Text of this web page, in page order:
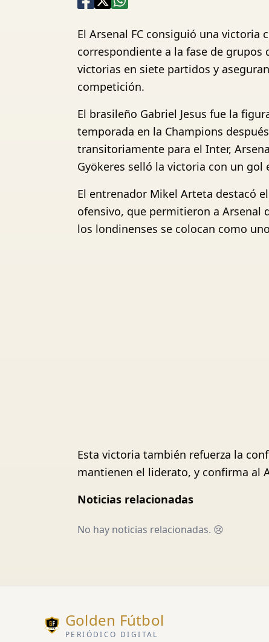
El Arsenal FC consiguió una
correspondiente a la fase de grupos
victorias en siete partidos y
competición.
El brasileño Gabriel Jesus fue la
temporada en la Champions
transitoriamente para el Inter,
Gyökeres selló la victoria con un gol
El entrenador Mikel Arteta destacó
ofensivo, que permitieron a Arsenal
los londinenses se colocan como
Esta victoria también refuerza la
mantienen el liderato, y confirma al
Noticias relacionadas
No hay noticias relacionadas. 😢
Golden Fútbol
PERIÓDICO DIGITAL